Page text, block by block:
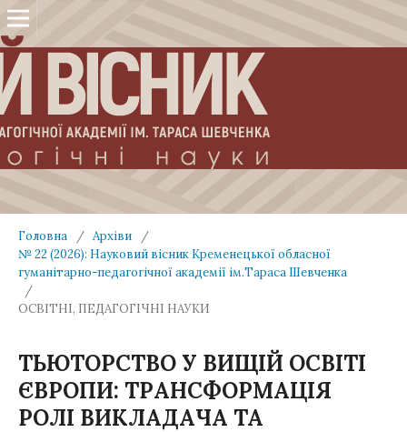
Головна / Архіви
/
№ 22 (2026): Науковий вісник Кременецької обласної
гуманітарно-педагогічної академії ім.Тараса Шевченка
/
ОСВІТНІ, ПЕДАГОГІЧНІ НАУКИ
ТЬЮТОРСТВО У ВИЩІЙ ОСВІТІ
ЄВРОПИ: ТРАНСФОРМАЦІЯ
РОЛІ ВИКЛАДАЧА ТА